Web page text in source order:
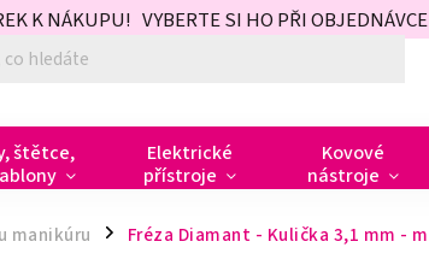
K NÁKUPU! VYBERTE SI HO PŘI
štětce,
Elektrické
přístroje
Kovové
nástroje
manikúru / Fréza Diamant - Kulička 3,1 mm -